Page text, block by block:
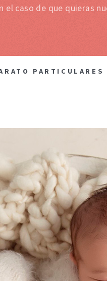
caso de que quieras
PARTICULARES